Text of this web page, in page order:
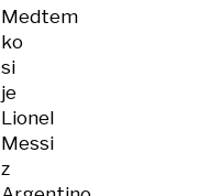
Medtem
ko
si
je
Lionel
Messi
z